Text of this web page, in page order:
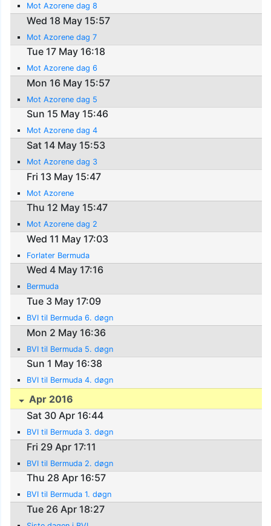
Mot Azorene dag 8
Wed 18 May 15:57
Mot Azorene dag 7
Tue 17 May 16:18
Mot Azorene dag 6
Mon 16 May 15:57
Mot Azorene dag 5
Sun 15 May 15:46
Mot Azorene dag 4
Sat 14 May 15:53
Mot Azorene dag 3
Fri 13 May 15:47
Mot Azorene
Thu 12 May 15:47
Mot Azorene dag 2
Wed 11 May 17:03
Forlater Bermuda
Wed 4 May 17:16
Bermuda
Tue 3 May 17:09
BVI til Bermuda 6. døgn
Mon 2 May 16:36
BVI til Bermuda 5. døgn
Sun 1 May 16:38
BVI til Bermuda 4. døgn
Apr 2016
Sat 30 Apr 16:44
BVI til Bermuda 3. døgn
Fri 29 Apr 17:11
BVI til Bermuda 2. døgn
Thu 28 Apr 16:57
BVI til Bermuda 1. døgn
Tue 26 Apr 18:27